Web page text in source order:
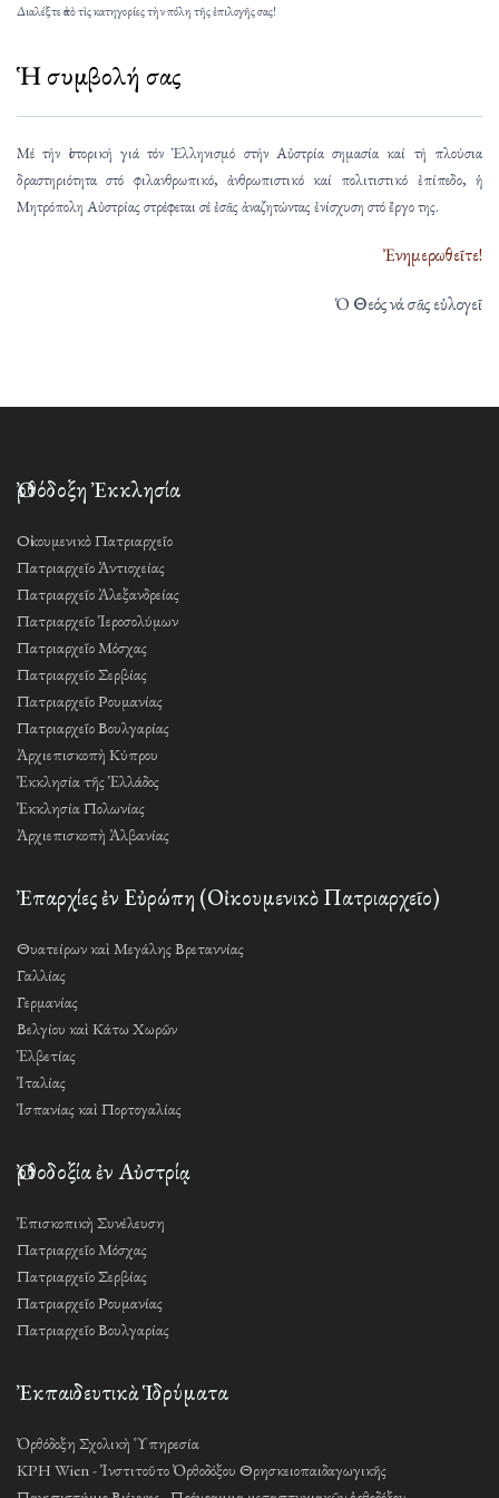
Διαλέξτε ἀπὸ τὶς κατηγορίες τὴν πόλη τῆς ἐπιλογῆς σας!
Ἡ συμβολή σας
Μέ τήν ἱστορική γιά τόν Ἑλληνισμό στήν Αὐστρία σημασία καί τή πλούσια
δραστηριότητα στό φιλανθρωπικό, ἀνθρωπιστικό καί πολιτιστικό ἐπίπεδο, ἡ
Μητρόπολη Αὐστρίας στρέφεται σέ ἐσᾶς ἀναζητώντας ἐνίσχυση στό ἔργο της.
Ἐνημερωθεῖτε!
Ὁ Θεός νά σᾶς εὐλογεῖ
Ὀρθόδοξη Ἐκκλησία
Οἰκουμενικὸ Πατριαρχεῖο
Πατριαρχεῖο Ἀντιοχείας
Πατριαρχεῖο Ἀλεξανδρείας
Πατριαρχεῖο Ἱεροσολύμων
Πατριαρχεῖο Μόσχας
Πατριαρχεῖο Σερβίας
Πατριαρχεῖο Ρουμανίας
Πατριαρχεῖο Βουλγαρίας
Ἀρχιεπισκοπὴ Κύπρου
Ἐκκλησία τῆς Ἑλλάδος
Ἐκκλησία Πολωνίας
Ἀρχιεπισκοπὴ Ἀλβανίας
Ἐπαρχίες ἐν Εὐρώπη (Οἰκουμενικὸ Πατριαρχεῖο)
Θυατείρων καὶ Μεγάλης Βρεταννίας
Γαλλίας
Γερμανίας
Βελγίου καὶ Κάτω Χωρῶν
Ἑλβετίας
Ἰταλίας
Ἱσπανίας καὶ Πορτογαλίας
Ὀρθοδοξία ἐν Αὐστρίᾳ
Ἐπισκοπικὴ Συνέλευση
Πατριαρχεῖο Μόσχας
Πατριαρχεῖο Σερβίας
Πατριαρχεῖο Ρουμανίας
Πατριαρχεῖο Βουλγαρίας
Ἐκπαιδευτικὰ Ἱδρύματα
Ὀρθόδοξη Σχολικὴ Ὑπηρεσία
KPH Wien - Ἰνστιτοῦτο Ὀρθοδόξου Θρησκειοπαιδαγωγικῆς